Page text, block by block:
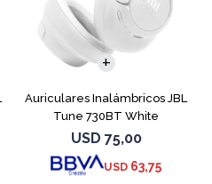
Auriculares Inalámbricos JBL
Tune 730BT White
USD 75,00
USD 63,75